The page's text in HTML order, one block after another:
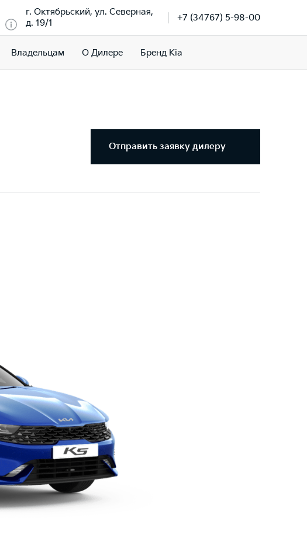
г. Октябрьский, ул. Северная,
д. 19/1
+7 (34767) 5-98-00
Владельцам О Дилере Бренд Kia
Отправить заявку дилеру